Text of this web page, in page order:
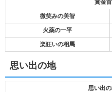
賞金
微笑みの美智
火薬の一平
楽狂いの相馬
思い出の地
思い出